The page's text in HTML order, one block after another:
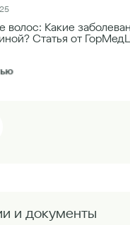
волос: Какие
Статья от
и документы